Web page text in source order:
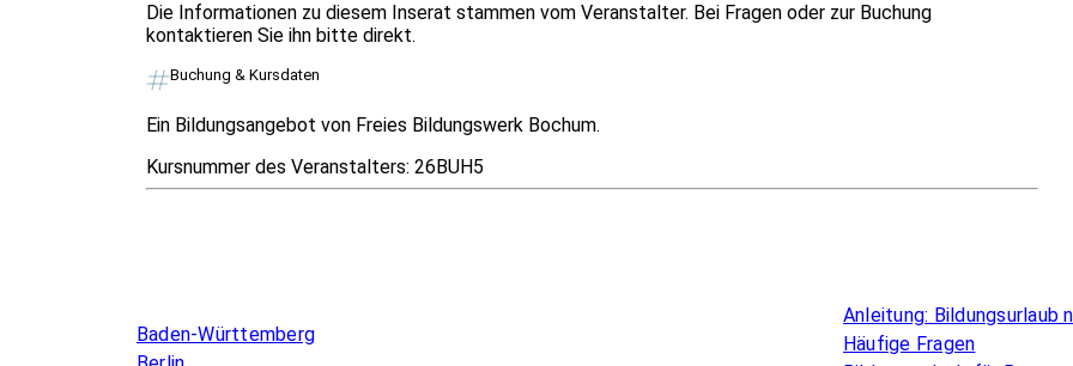
Die Informationen zu diesem Inserat stammen vom Veranstalter. Bei Fragen oder zur Buchung
kontaktieren Sie ihn bitte direkt.
Buchung & Kursdaten
Ein Bildungsangebot von Freies Bildungswerk Bochum.
Kursnummer des Veranstalters: 26BUH5
Baden-Württemberg
Anleitung: Bildungsurlaub
Häufige Fragen